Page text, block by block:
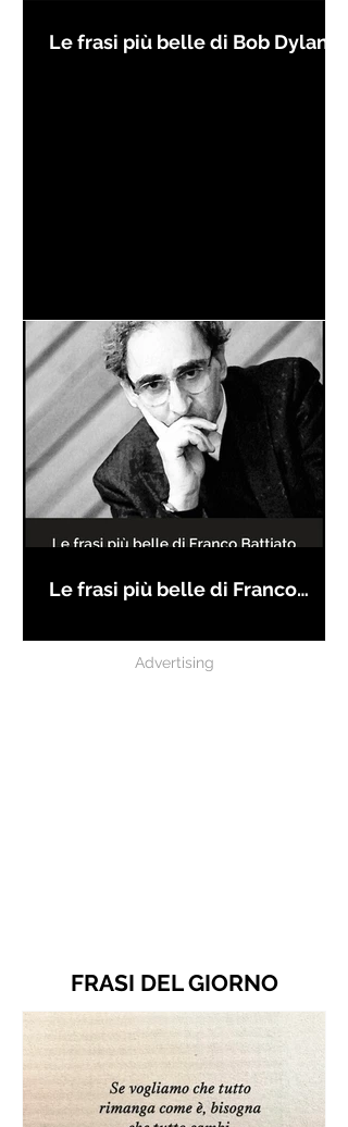
Le frasi più belle di Bob Dylan
Le frasi più belle di Franco
Advertising
FRASI DEL GIORNO